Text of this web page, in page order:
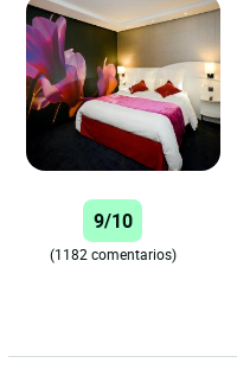
9/10
(1182 comentarios)